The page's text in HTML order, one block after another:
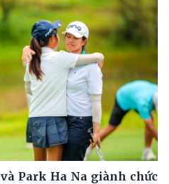
Park Ha Na giành chức